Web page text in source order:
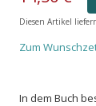
Diesen Artikel
Zum
In dem Buch